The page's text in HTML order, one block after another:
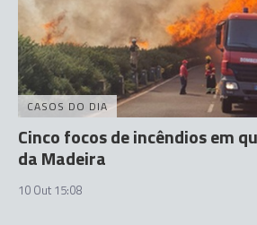
CASOS DO DIA
Cinco focos de incêndios em
da Madeira
10 Out 15:08